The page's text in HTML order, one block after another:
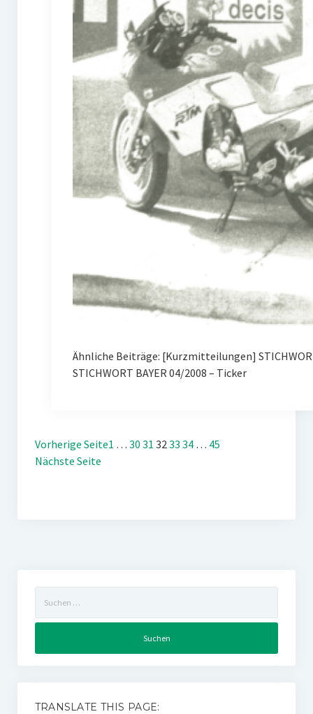
Ähnliche Beiträge: [Kurzmitteilungen]
STICHWORT BAYER 04/2008 – Ticker
Vorherige Seite1 … 30 31 32 33 34 … 45
Nächste Seite
nach:
TRANSLATE THIS PAGE: